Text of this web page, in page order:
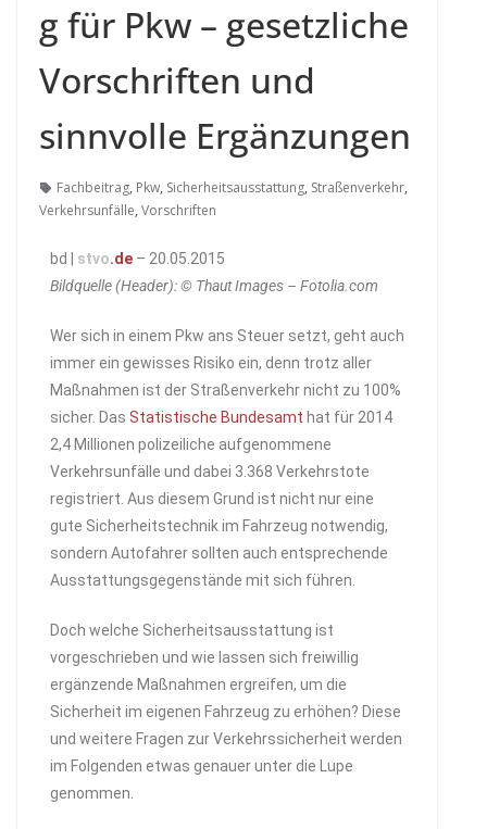
g für Pkw – gesetzliche
Vorschriften und
sinnvolle Ergänzungen
Fachbeitrag, Pkw, Sicherheitsausstattung, Straßenverkehr,
Verkehrsunfälle, Vorschriften
bd | stvo.de – 20.05.2015
Bildquelle (Header): © Thaut Images – Fotolia.com
Wer sich in einem Pkw ans Steuer setzt, geht auch
immer ein gewisses Risiko ein, denn trotz aller
Maßnahmen ist der Straßenverkehr nicht zu 100%
sicher. Das Statistische Bundesamt hat für 2014
2,4 Millionen polizeiliche aufgenommene
Verkehrsunfälle und dabei 3.368 Verkehrstote
registriert. Aus diesem Grund ist nicht nur eine
gute Sicherheitstechnik im Fahrzeug notwendig,
sondern Autofahrer sollten auch entsprechende
Ausstattungsgegenstände mit sich führen.
Doch welche Sicherheitsausstattung ist
vorgeschrieben und wie lassen sich freiwillig
ergänzende Maßnahmen ergreifen, um die
Sicherheit im eigenen Fahrzeug zu erhöhen? Diese
und weitere Fragen zur Verkehrssicherheit werden
im Folgenden etwas genauer unter die Lupe
genommen.